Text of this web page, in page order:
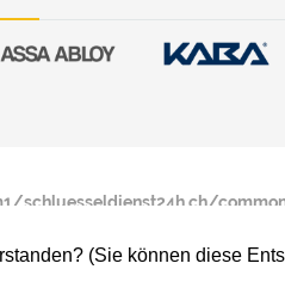
schluesseldienst24h.ch/
(Sie können diese